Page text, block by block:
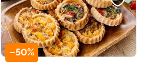
–50%